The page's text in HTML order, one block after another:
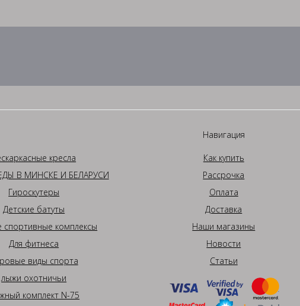
кресла
В МИНСКЕ И БЕЛАРУСИ
Гироскутеры
Детские батуты
спортивные комплексы
Для фитнеса
виды спорта
лыжи охотничьи
комплект N-75
Навигация
Как купить
Рассрочка
Оплата
Доставка
Наши магазины
Новости
Статьи